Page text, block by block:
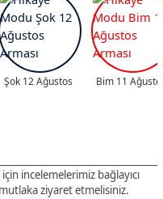
Şok 12 Ağustos Bim 11
incelemelerimiz bağlayıcı
ziyaret etmelisiniz.